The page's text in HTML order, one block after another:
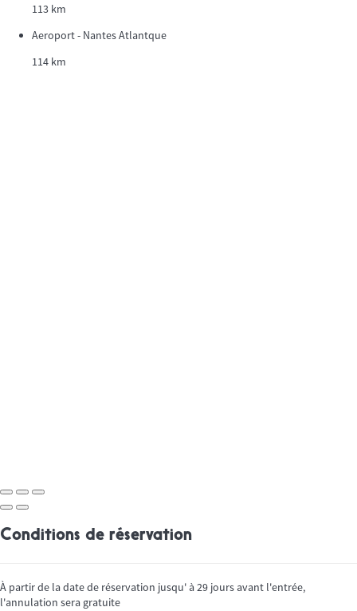
113 km
Aeroport - Nantes Atlantque
114 km
Conditions de réservation
À partir de la date de réservation jusqu' à 29 jours avant l'entrée,
l'annulation sera gratuite